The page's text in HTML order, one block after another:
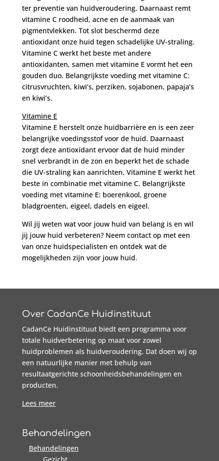
ter preventie van huidveroudering. Daarnaast remt
vitamine C roodheid, acne en de aanmaak van
pigmentvlekken. Tot slot beschermd deze
antioxidant onze huid tegen schadelijke UV-straling.
Vitamine C werkt het beste met andere
antioxidanten, samen met vitamine E vormt het een
gouden duo. Belangrijkste voeding met vitamine C:
citrusvruchten, kiwi’s, perziken, sojabonen, papaja’s
en kiwi’s.
Vitamine E
Vitamine E herstelt onze huidbarrière en is een zeer
belangrijke voedingsstof voor de huid. Daarnaast
zorgt deze antioxidant ervoor dat de huid minder
snel verbrandt in de zon en beperkt het de schade
die UV-straling kan aanrichten. Vitamine E werkt het
beste in combinatie met vitamine C. Belangrijkste
voeding met vitamine E: boerenkool, groene
bladgroenten, eigeel, dadels en eigeel.
Wil jij weten wat voor jouw huid van belang is en wil
jij jouw huid verbeteren? Neem contact op met een
van onze huidspecialisten en ontdek wat de
mogelijkheden zijn voor jouw huid.
Over CadanCe Huidinstituut
CadanCe Huidinstituut biedt een programma voor
totale huidverbetering op maat voor zowel
huidproblemen als huidveroudering. Dat doen wij op
een natuurlijke manier met behulp van
resultaatgerichte schoonheidsbehandelingen en
producten.
Lees meer
Behandelingen
Behandelingen